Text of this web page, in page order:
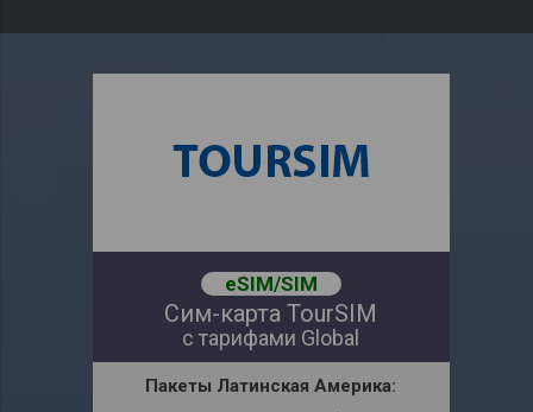
eSIM/SIM
Сим-карта TourSIM
с тарифами Global
Пакеты Латинская Америка: